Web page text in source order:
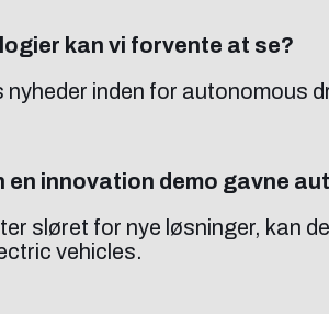
kan vi forvente at se?
nyheder inden for autonomous
en innovation demo gavne
sløret for nye løsninger, kan
vehicles.